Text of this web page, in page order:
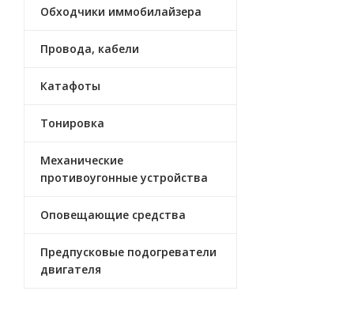
Обходчики иммобилайзера
Провода, кабели
Катафоты
Тонировка
Механические
противоугонные устройства
Оповещающие средства
Предпусковые подогреватели
двигателя